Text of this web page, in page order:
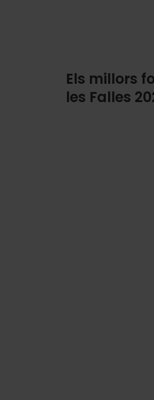
Els millors
les Falles